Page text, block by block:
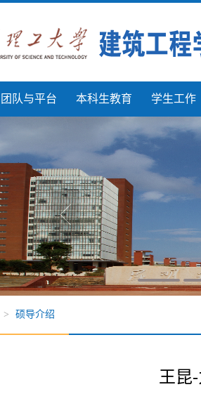
团队与平台 本科生教育 学生工作
> 硕导介绍
王昆